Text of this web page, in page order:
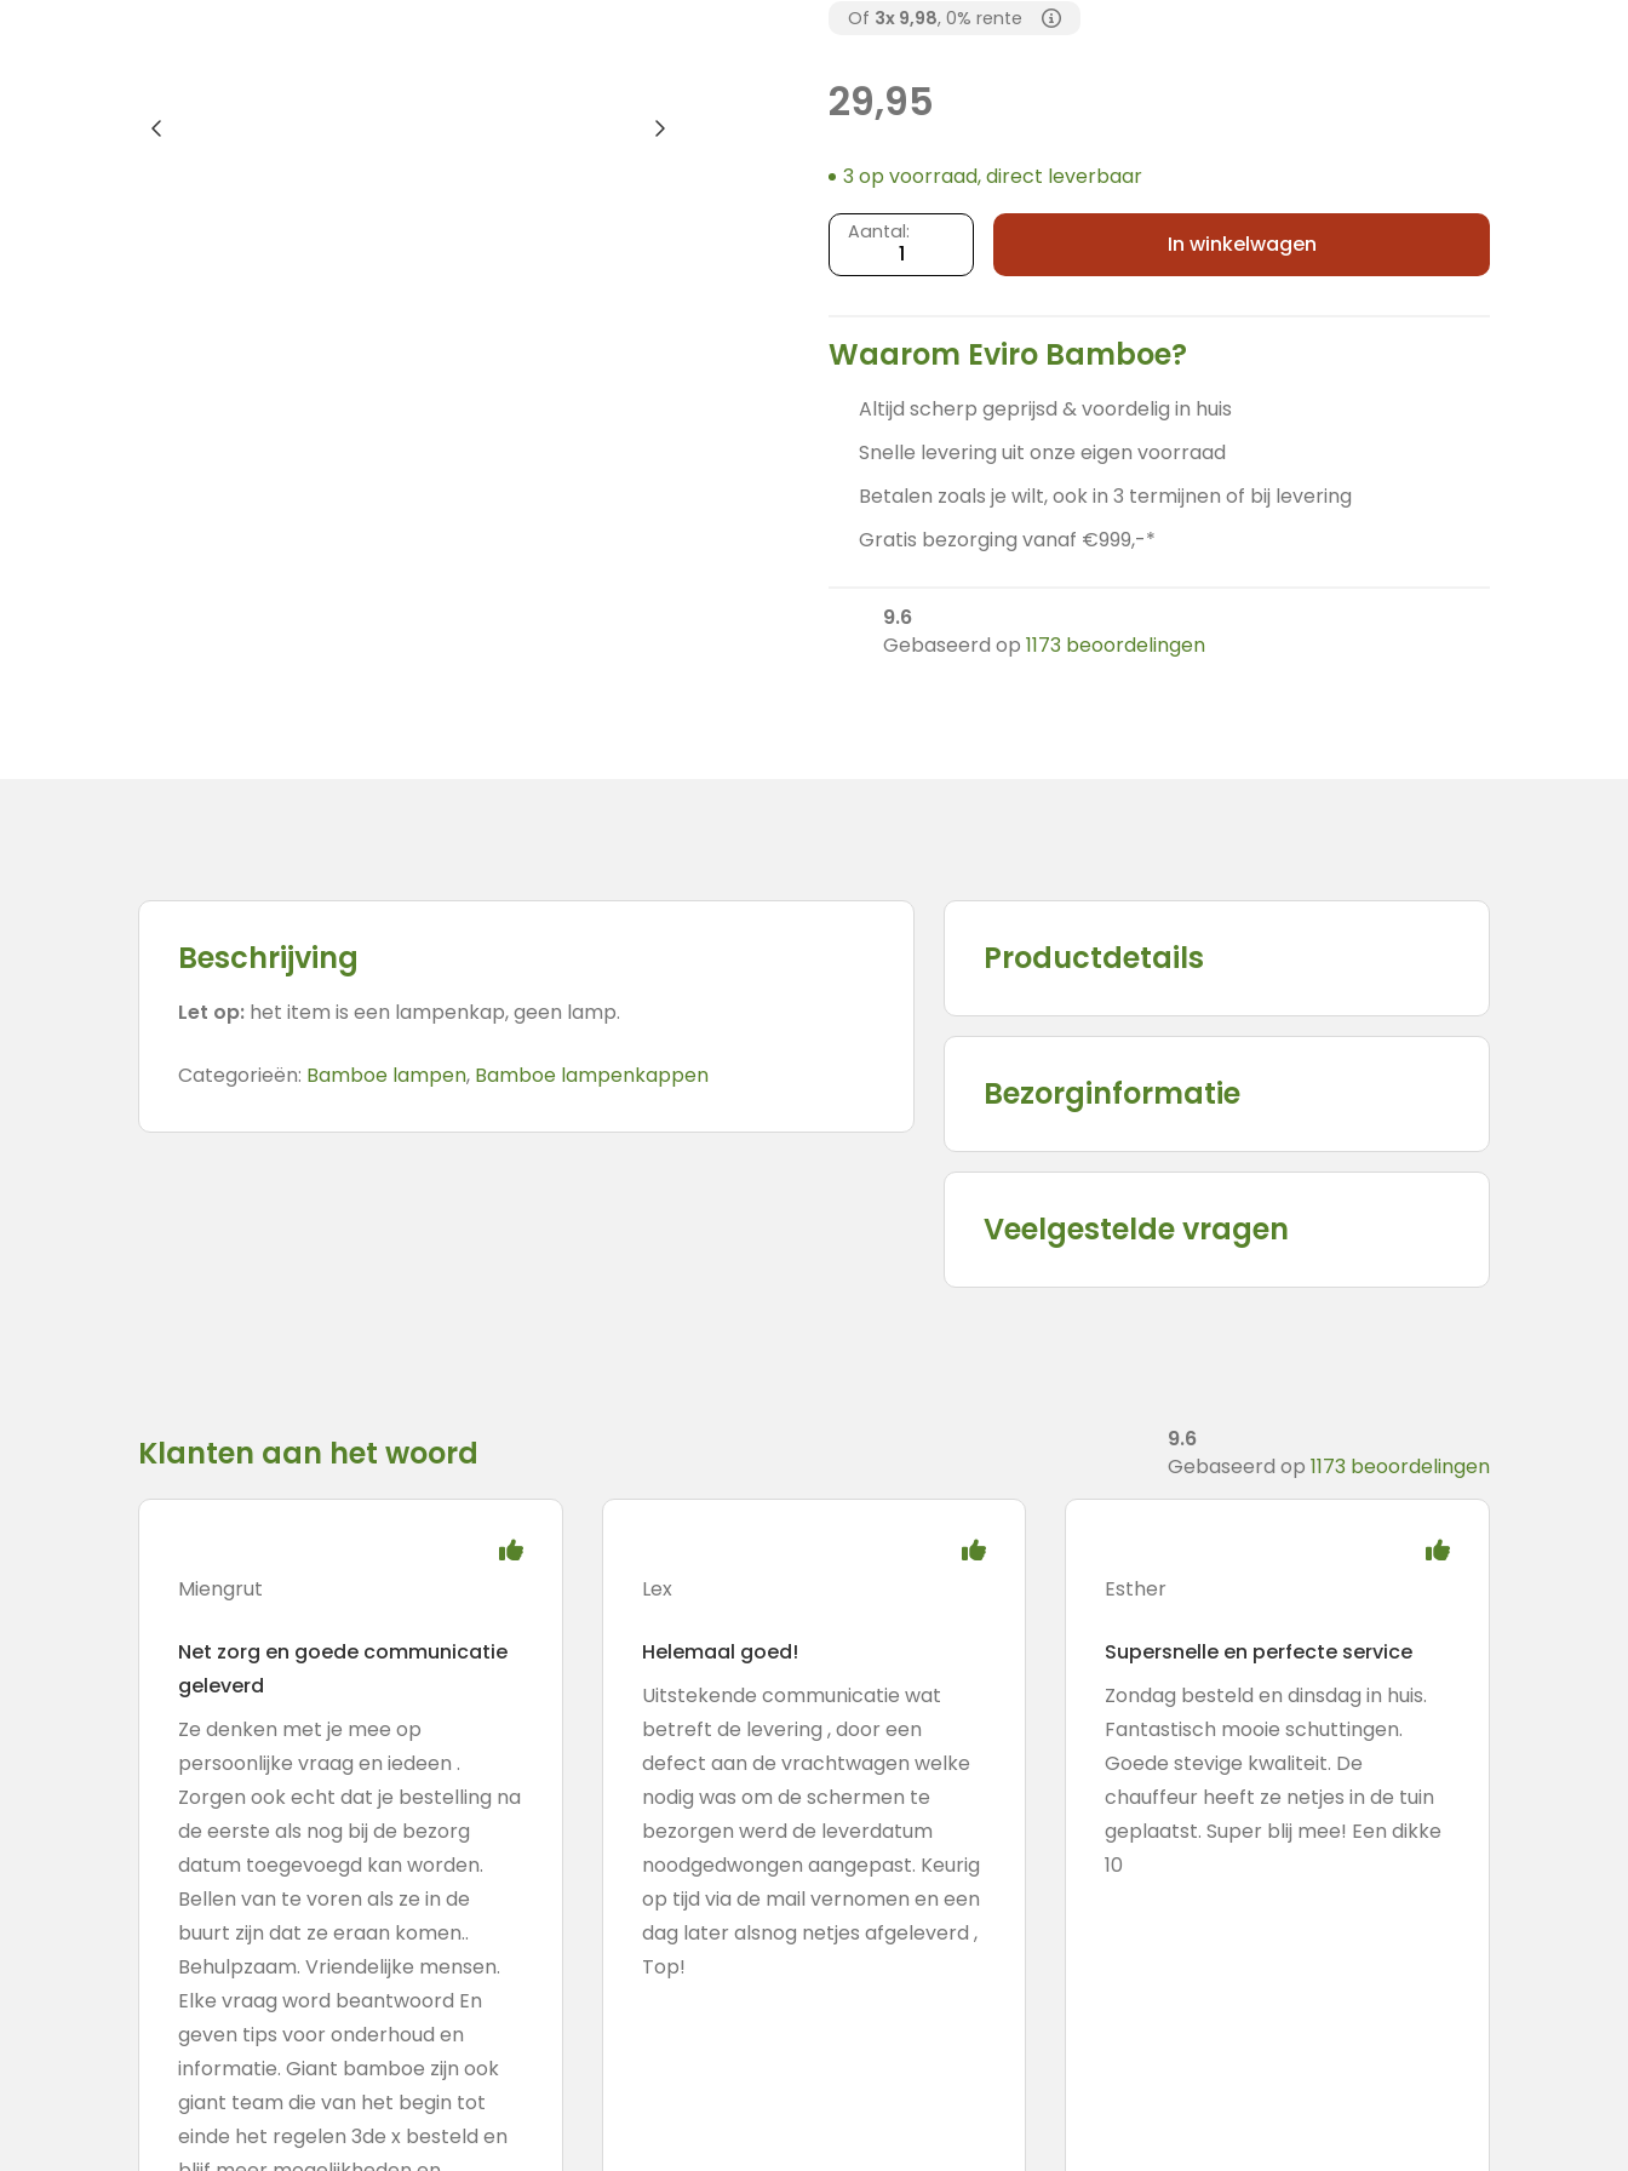
Bamboe poortdeuren
Bamboe stoelen
Montage
Of 3x 9,98, 0% rente
29,95
3 op voorraad, direct leverbaar
Aantal:
Bamboe
lampenkap
Cone
Small
Ø20x30cm-
Eviro
Bamboe
aantal
In winkelwagen
Waarom Eviro Bamboe?
Altijd scherp geprijsd & voordelig in huis
Snelle levering uit onze eigen voorraad
Betalen zoals je wilt, ook in 3 termijnen of bij levering
Gratis bezorging vanaf €999,-*
9.6
Gebaseerd op 1173 beoordelingen
Beschrijving
Let op: het item is een lampenkap, geen lamp.
Categorieën: Bamboe lampen, Bamboe lampenkappen
Productdetails
Bezorginformatie
Veelgestelde vragen
Klanten aan het woord
9.6
Gebaseerd op 1173 beoordelingen
Miengrut
Net zorg en goede communicatie
geleverd
Ze denken met je mee op
persoonlijke vraag en iedeen .
Zorgen ook echt dat je bestelling na
de eerste als nog bij de bezorg
datum toegevoegd kan worden.
Bellen van te voren als ze in de
buurt zijn dat ze eraan komen..
Behulpzaam. Vriendelijke mensen.
Elke vraag word beantwoord En
geven tips voor onderhoud en
informatie. Giant bamboe zijn ook
giant team die van het begin tot
einde het regelen 3de x besteld en
Lex
Helemaal goed!
Uitstekende communicatie wat
betreft de levering , door een
defect aan de vrachtwagen welke
nodig was om de schermen te
bezorgen werd de leverdatum
noodgedwongen aangepast. Keurig
op tijd via de mail vernomen en een
dag later alsnog netjes afgeleverd ,
Top!
Esther
Supersnelle en perfecte service
Zondag besteld en dinsdag in huis.
Fantastisch mooie schuttingen.
Goede stevige kwaliteit. De
chauffeur heeft ze netjes in de tuin
geplaatst. Super blij mee! Een dikke
10